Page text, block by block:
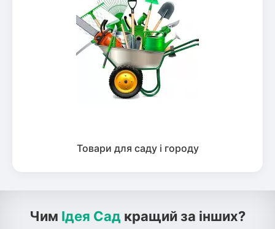
Товари для саду і городу
Чим Ідея Сад кращий за інших?